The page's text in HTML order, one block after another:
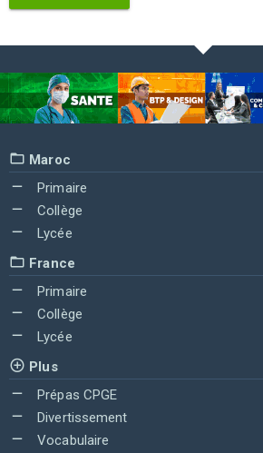
Maroc
Primaire
Collège
Lycée
France
Primaire
Collège
Lycée
Plus
Prépas CPGE
Divertissement
Vocabulaire